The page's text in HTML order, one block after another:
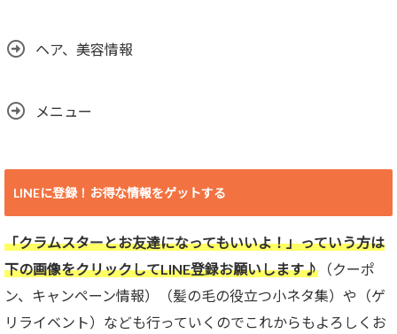
ヘア、美容情報
メニュー
LINEに登録！お得な情報をゲットする
「クラムスターとお友達になってもいいよ！」っていう方は
下の画像をクリックしてLINE登録お願いします♪ （クーポ
ン、キャンペーン情報）（髪の毛の役立つ小ネタ集）や（ゲ
リライベント）なども行っていくのでこれからもよろしくお